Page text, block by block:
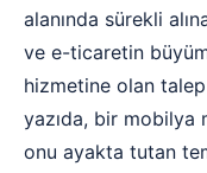
alanında sürekli
ve e-ticaretin
hizmetine olan
yazıda, bir mobilya
onu ayakta tutan